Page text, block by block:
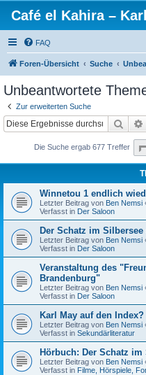
Café el Kahira –
FAQ
Foren-Übersicht Suche
Unbeantwortete
Zur erweiterten Suche
Suche
Die Suche ergab 677 Treffer
Winnetou 1 endlich
Letzter Beitrag von Ben Nemsi
Verfasst in Der Saloon
Der Schatz im
Letzter Beitrag von Ben Nemsi
Verfasst in Der Saloon
Veranstaltung des
Brandenburg"
Letzter Beitrag von Ben Nemsi
Verfasst in Der Saloon
Karl May auf den Index?
Letzter Beitrag von Ben Nemsi
Verfasst in Sekundärliteratur
Hörbuch: Der Schatz im
Letzter Beitrag von Ben Nemsi
Verfasst in Filme, Hörspiele,